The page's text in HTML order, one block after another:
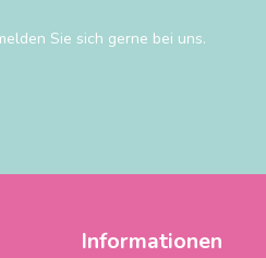
Sie sich gerne bei uns.
Informationen